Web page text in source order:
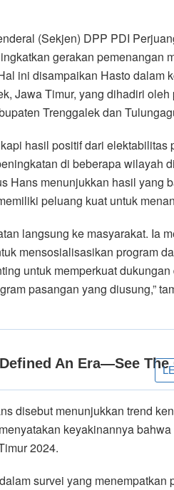
(Sekjen) DPP PDI
gerakan pemenangan
ini disampaikan Hasto dalam
Jawa Timur, yang dihadiri
Trenggalek dan
hasil positif dari elektabilitas
di beberapa wilayah
Hans menunjukkan hasil yang
peluang kuat untuk
langsung ke masyarakat. Ia
mensosialisasikan program
untuk memperkuat
pasangan yang diusung,”
disebut menunjukkan trend
keyakinannya
2024.
survei yang menempatkan